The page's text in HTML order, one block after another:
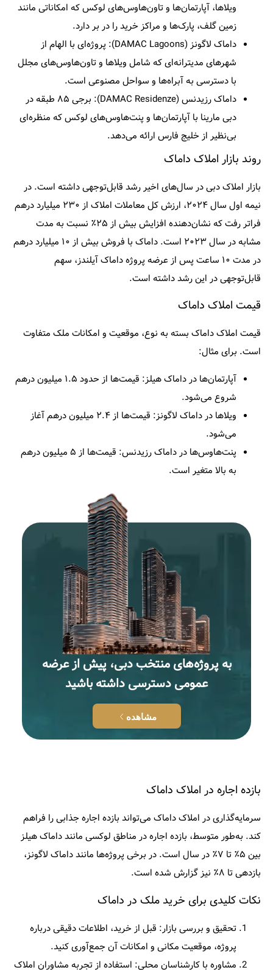
ویلاها، آپارتمان‌ها و تاون‌هاوس‌های لوکس که امکاناتی مانند
زمین گلف، پارک‌ها و مراکز خرید را در بر دارد.​
داماک لاگونز (DAMAC Lagoons):
پروژه‌ای با الهام از
شهرهای مدیترانه‌ای که شامل ویلاها و تاون‌هاوس‌های مجلل
با دسترسی به آبراه‌ها و سواحل مصنوعی است.​
داماک رزیدنس (DAMAC Residenze):
برجی ۸۵ طبقه در
دبی مارینا با آپارتمان‌ها و پنت‌هاوس‌های لوکس که منظره‌ای
بی‌نظیر از خلیج فارس ارائه می‌دهد.​
روند بازار املاک داماک
بازار املاک دبی در سال‌های اخیر رشد قابل‌توجهی داشته است. در
نیمه اول سال ۲۰۲۴، ارزش کل معاملات املاک از ۲۳۰ میلیارد درهم
فراتر رفت که نشان‌دهنده افزایش بیش از ۲۵٪ نسبت به مدت
مشابه در سال ۲۰۲۳ است. داماک با فروش بیش از ۱۰ میلیارد درهم
در مدت ۱۰ ساعت پس از عرضه پروژه داماک آیلندز، سهم
قابل‌توجهی در این رشد داشته است.​
قیمت املاک داماک
قیمت املاک داماک بسته به نوع، موقعیت و امکانات ملک متفاوت
است. برای مثال:
آپارتمان‌ها در داماک هیلز:
قیمت‌ها از حدود ۱.۵ میلیون درهم
شروع می‌شود.​
ویلاها در داماک لاگونز:
قیمت‌ها از ۲.۴ میلیون درهم آغاز
می‌شود.​
پنت‌هاوس‌ها در داماک رزیدنس:
قیمت‌ها از ۵ میلیون درهم
به بالا متغیر است.​
به پروژه‌های منتخب دبی، پیش از عرضه
عمومی دسترسی داشته باشید
مشاهده
بازده اجاره در املاک داماک
سرمایه‌گذاری در املاک داماک می‌تواند بازده اجاره جذابی را فراهم
کند. به‌طور متوسط، بازده اجاره در مناطق لوکسی مانند داماک هیلز
بین ۵٪ تا ۷٪ در سال است. در برخی پروژه‌ها مانند داماک لاگونز،
بازدهی تا ۸٪ نیز گزارش شده است.​
نکات کلیدی برای خرید ملک در داماک
تحقیق و بررسی بازار: قبل از خرید، اطلاعات دقیقی درباره
پروژه، موقعیت مکانی و امکانات آن جمع‌آوری کنید.​
مشاوره با کارشناسان محلی: استفاده از تجربه مشاوران املاک